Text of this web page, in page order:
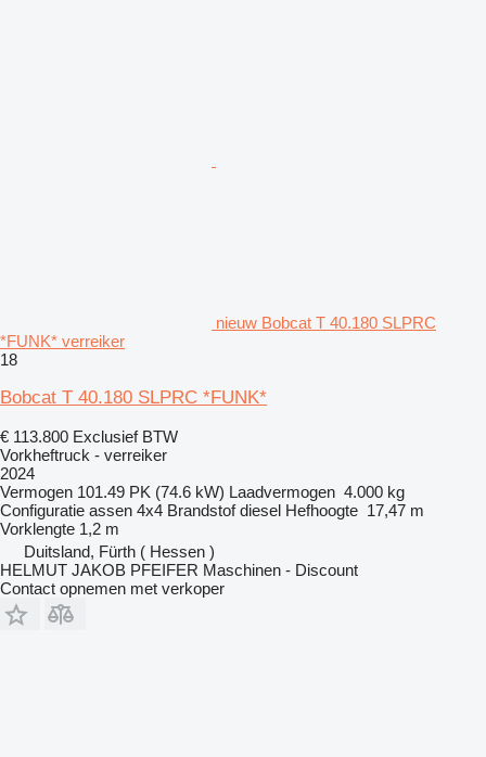
nieuw Bobcat T 40.180 SLPRC
*FUNK* verreiker
18
Bobcat T 40.180 SLPRC *FUNK*
€ 113.800 Exclusief BTW
Vorkheftruck - verreiker
2024
Vermogen 101.49 PK (74.6 kW) Laadvermogen 4.000 kg
Configuratie assen 4x4 Brandstof diesel Hefhoogte 17,47 m
Vorklengte 1,2 m
Duitsland, Fürth ( Hessen )
HELMUT JAKOB PFEIFER Maschinen - Discount
Contact opnemen met verkoper